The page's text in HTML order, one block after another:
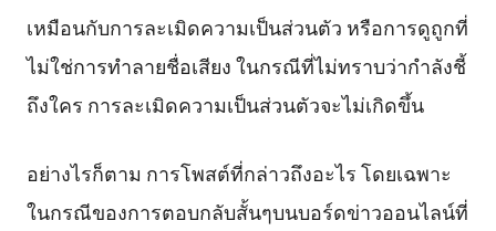
เหมือนกับการละเมิดความเป็นส่วนตัว หรือการดูถูกที่
ไม่ใช่การทำลายชื่อเสียง ในกรณีที่ไม่ทราบว่ากำลังชี้
ถึงใคร การละเมิดความเป็นส่วนตัวจะไม่เกิดขึ้น
อย่างไรก็ตาม การโพสต์ที่กล่าวถึงอะไร โดยเฉพาะ
ในกรณีของการตอบกลับสั้นๆบนบอร์ดข่าวออนไลน์ที่